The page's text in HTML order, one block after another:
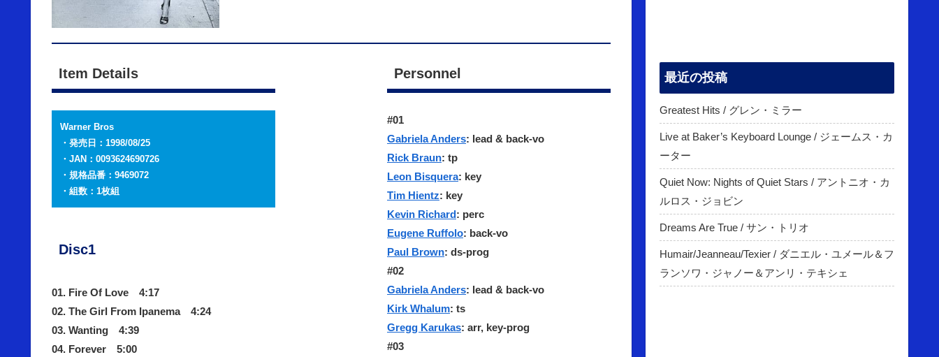
Item Details
Warner Bros
・発売日：1998/08/25
・JAN：0093624690726
・規格品番：9469072
・組数：1枚組
Disc1
01. Fire Of Love 4:17
02. The Girl From Ipanema 4:24
03. Wanting 4:39
04. Forever 5:00
Personnel
#01
Gabriela Anders: lead & back-vo
Rick Braun: tp
Leon Bisquera: key
Tim Hientz: key
Kevin Richard: perc
Eugene Ruffolo: back-vo
Paul Brown: ds-prog
#02
Gabriela Anders: lead & back-vo
Kirk Whalum: ts
Gregg Karukas: arr, key-prog
#03
最近の投稿
Greatest Hits / グレン・ミラー
Live at Baker’s Keyboard Lounge / ジェームス・カ
ーター
Quiet Now: Nights of Quiet Stars / アントニオ・カ
ルロス・ジョビン
Dreams Are True / サン・トリオ
Humair/Jeanneau/Texier / ダニエル・ユメール＆フ
ランソワ・ジャノー＆アンリ・テキシェ